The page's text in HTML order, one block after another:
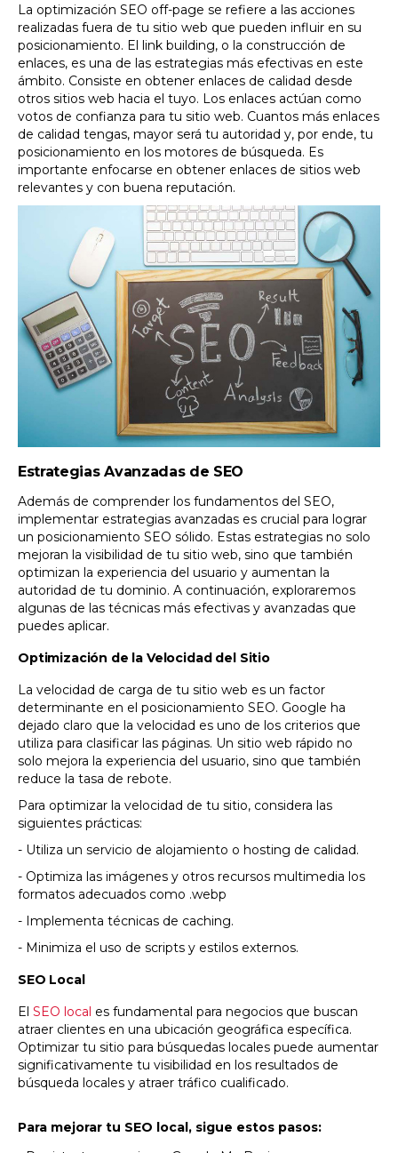
La optimización SEO off-page se refiere a las acciones
realizadas fuera de tu sitio web que pueden influir en su
posicionamiento. El link building, o la construcción de
enlaces, es una de las estrategias más efectivas en este
ámbito. Consiste en obtener enlaces de calidad desde
otros sitios web hacia el tuyo. Los enlaces actúan como
votos de confianza para tu sitio web. Cuantos más enlaces
de calidad tengas, mayor será tu autoridad y, por ende, tu
posicionamiento en los motores de búsqueda. Es
importante enfocarse en obtener enlaces de sitios web
relevantes y con buena reputación.
Estrategias Avanzadas de SEO
Además de comprender los fundamentos del SEO,
implementar estrategias avanzadas es crucial para lograr
un posicionamiento SEO sólido. Estas estrategias no solo
mejoran la visibilidad de tu sitio web, sino que también
optimizan la experiencia del usuario y aumentan la
autoridad de tu dominio. A continuación, exploraremos
algunas de las técnicas más efectivas y avanzadas que
puedes aplicar.
Optimización de la Velocidad del Sitio
La velocidad de carga de tu sitio web es un factor
determinante en el posicionamiento SEO. Google ha
dejado claro que la velocidad es uno de los criterios que
utiliza para clasificar las páginas. Un sitio web rápido no
solo mejora la experiencia del usuario, sino que también
reduce la tasa de rebote.
Para optimizar la velocidad de tu sitio, considera las
siguientes prácticas:
- Utiliza un servicio de alojamiento o hosting de calidad.
- Optimiza las imágenes y otros recursos multimedia los
formatos adecuados como .webp
- Implementa técnicas de caching.
- Minimiza el uso de scripts y estilos externos.
SEO Local
El SEO local es fundamental para negocios que buscan
atraer clientes en una ubicación geográfica específica.
Optimizar tu sitio para búsquedas locales puede aumentar
significativamente tu visibilidad en los resultados de
búsqueda locales y atraer tráfico cualificado.
Para mejorar tu SEO local, sigue estos pasos: